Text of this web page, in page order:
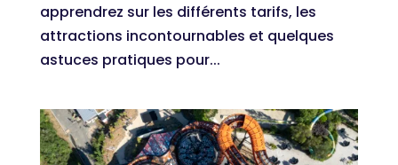
apprendrez sur les différents tarifs, les
attractions incontournables et quelques
astuces pratiques pour...